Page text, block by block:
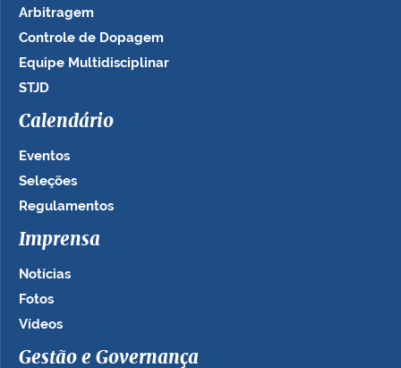
Arbitragem
Controle de Dopagem
Equipe Multidisciplinar
STJD
Calendário
Eventos
Seleções
Regulamentos
Imprensa
Notícias
Fotos
Vídeos
Gestão e Governança